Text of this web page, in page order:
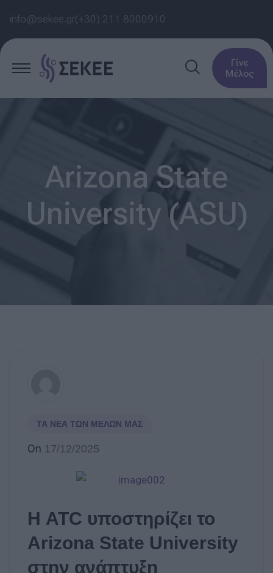
info@sekee.gr(+30) 211 8000910
Γίνε
Μέλος
Arizona State
University (ASU)
ΤΑ ΝΈΑ ΤΩΝ ΜΕΛΏΝ ΜΑΣ
On 17/12/2025
Η ATC υποστηρίζει το
Arizona State University
στην ανάπτυξη